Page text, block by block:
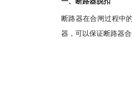
断路器在合闸过程中
器，可以保证断路器